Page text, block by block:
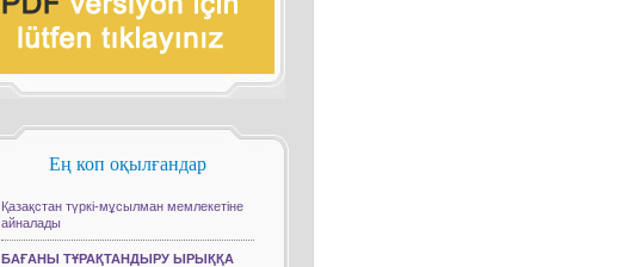
Ең коп оқылғандар
Қазақстан түркі-мұсылман мемлекетіне
айналады
БАҒАНЫ ТҰРАҚТАНДЫРУ ЫРЫҚҚА